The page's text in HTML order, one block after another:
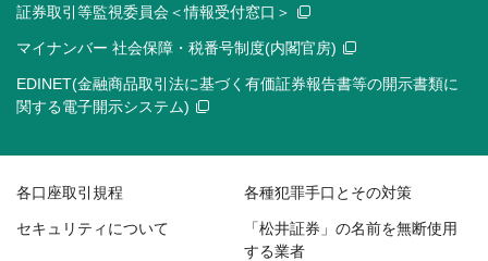
証券取引等監視委員会＜情報受付窓口＞
マイナンバー 社会保障・税番号制度(内閣官房)
EDINET(金融商品取引法に基づく有価証券報告書等の開示書類に
関する電子開示システム)
各口座取引規程 各種犯罪手口とその対策
セキュリティについて
「松井証券」の名前を無断使用
する業者